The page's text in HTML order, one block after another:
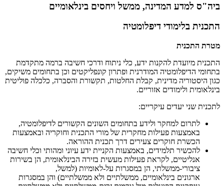
ביה"ס למדע המדינה, ממשל ויחסים בינלאומיים
התכנית בלימודי דיפלומטיה
מטרת התכנית
התכנית מיועדת להקנות ידע, כלי ניתוח ודרכי חשיבה ברמה מתקדמת
בתחומי הדיפלומטיה המודרנית ופתרון קונפליקטים וכן בתחומים משיקים,
כגון היסטוריה מדינית, קבלת החלטות, תקשורת והסברה, כלכלה פוליטית
בינלאומית ולימודים אזוריים.
לתכנית שני יעדים עיקריים:
לתרום למחקר ולידע בתחומים השונים הקשורים לדיפלומטיה,
באמצעות פעילות מחקרית של מורי התכנית וחוקריה ובאמצעות
הכשרת חוקרים צעירים דרך תכנית ההוראה.
להכשיר תלמידים, באמצעות הקניית ידע עיוני ומהותי וכלי חשיבה
אנליטיים, לקראת פעילות מעשית בזירה הבינלאומית, הן בשירות
ציבורי-ממשלתי, הן במסגרות על-לאומיות (למשל,
ארגונים בינלאומיים, ממשלתיים ולא ממשלתיים) והן במסגרות